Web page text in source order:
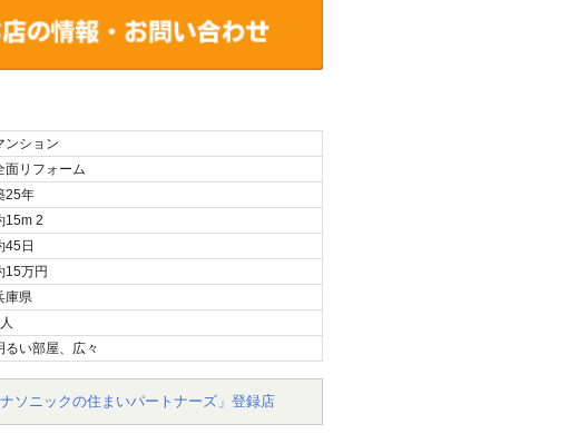
ンション
面リフォーム
25年
15m 2
45日
15万円
庫県
るい部屋、広々
ソニックの住まいパートナーズ」登録店